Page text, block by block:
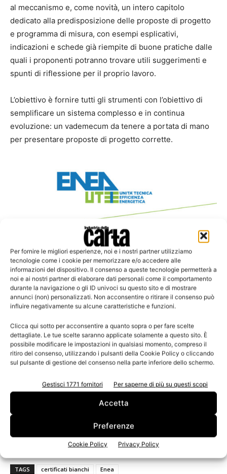
Per fornire le migliori esperienze, noi e i nostri partner utilizziamo
tecnologie come i cookie per memorizzare e/o accedere alle
informazioni del dispositivo. Il consenso a queste tecnologie permetterà a
noi e ai nostri partner di elaborare dati personali come il comportamento
durante la navigazione o gli ID univoci su questo sito e di mostrare
annunci (non) personalizzati. Non acconsentire o ritirare il consenso può
influire negativamente su alcune caratteristiche e funzioni.
Clicca qui sotto per acconsentire a quanto sopra o per fare scelte
dettagliate. Le tue scelte saranno applicate solamente a questo sito. È
possibile modificare le impostazioni in qualsiasi momento, compreso il
ritiro del consenso, utilizzando i pulsanti della Cookie Policy o cliccando
sul pulsante di gestione del consenso nella parte inferiore dello schermo.
Gestisci 1771 fornitori Per saperne di più su questi scopi
Accetta
Preferenze
Cookie Policy Privacy Policy
al meccanismo e, come novità, un intero capitolo
dedicato alla predisposizione delle proposte di progetto
e programma di misura, con esempi esplicativi,
indicazioni e schede già riempite di buone pratiche dalle
quali i proponenti potranno trovare utili suggerimenti e
spunti di riflessione per il proprio lavoro.
L’obiettivo è fornire tutti gli strumenti con l’obiettivo di
semplificare un sistema complesso e in continua
evoluzione: un vademecum da tenere a portata di mano
per presentare proposte di progetto corrette.
TAGS certificati bianchi Enea